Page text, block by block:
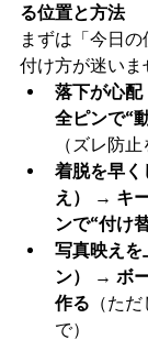
る位置と方法
まずは「今日の
付け方が迷いま
落下が心配
全ピンで“
（ズレ防止
着脱を早く
え）
→ キ
ンで“付け
写真映えを
ン）
→ ボ
作る （た
で）